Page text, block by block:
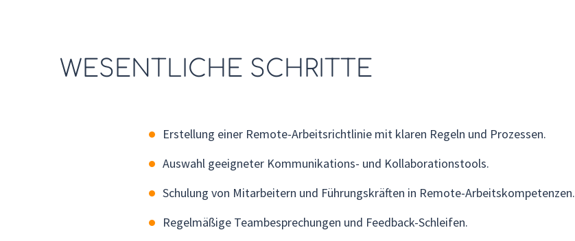
WESENTLICHE SCHRITTE
Erstellung einer Remote-Arbeitsrichtlinie mit klaren Regeln und Prozessen.
Auswahl geeigneter Kommunikations- und Kollaborationstools.
Schulung von Mitarbeitern und Führungskräften in Remote-Arbeitskompetenzen.
Regelmäßige Teambesprechungen und Feedback-Schleifen.